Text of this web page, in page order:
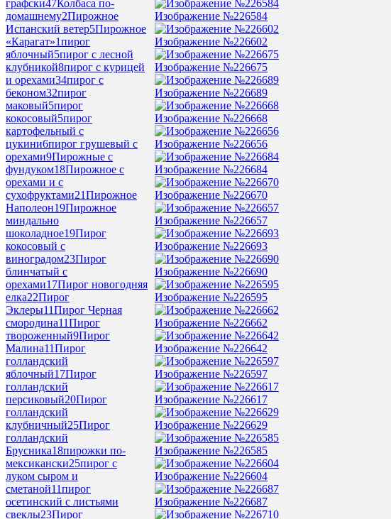
графски47Колбаса по-
домашнему2Пирожное
Испанский ветер5Пирожное
«Карагат»1пирог
яблочный5пирог с лесной
клубникой8пирог с курицей
и орехами34пирог с
беконом32пирог
маковый5пирог
кокосовый5пирог
картофельный с
цукини6пирог грушевый с
орехами9Пирожные с
фундуком18Пирожное с
орехами и с
сухофруктами21Пирожное
Наполеон19Пирожное
миндально
шоколадное19Пирог
кокосовый с
виноградом23Пирог
блинчатый с
орехами17Пирог новогодняя
елка22Пирог
Эклеры11Пирог Черная
смородина11Пирог
твороженный9Пирог
Малина11Пирог
голландский
яблочный17Пирог
голландский
персиковый20Пирог
голландский
клубничный25Пирог
голландский
Брусника18пирожки по-
мексикански25пирог с
луком сыром и
сметаной11пирог
осетинский с листьями
свеклы23Пирог
Изображение №226584
Изображение №226602
Изображение №226675
Изображение №226689
Изображение №226668
Изображение №226656
Изображение №226684
Изображение №226670
Изображение №226657
Изображение №226693
Изображение №226690
Изображение №226595
Изображение №226662
Изображение №226642
Изображение №226597
Изображение №226617
Изображение №226629
Изображение №226585
Изображение №226604
Изображение №226687